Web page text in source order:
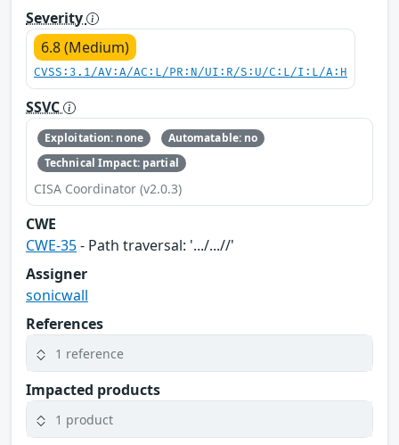
Severity
6.8 (Medium)
CVSS:3.1/AV:A/AC:L/PR:N/UI:R/S:U/C:L/I:L/A:H
SSVC
Exploitation: none
Automatable: no
Technical Impact: partial
CISA Coordinator (v2.0.3)
CWE
CWE-35- Path traversal: '.../...//'
Assigner
sonicwall
References
1 reference
Impacted products
1 product